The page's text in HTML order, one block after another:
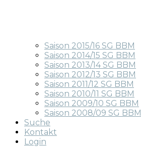
Saison 2015/16 SG BBM
Saison 2014/15 SG BBM
Saison 2013/14 SG BBM
Saison 2012/13 SG BBM
Saison 2011/12 SG BBM
Saison 2010/11 SG BBM
Saison 2009/10 SG BBM
Saison 2008/09 SG BBM
Suche
Kontakt
Login